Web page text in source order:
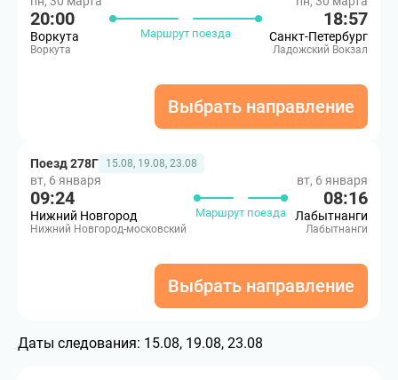
20:00
Воркута
Воркута
Маршрут поезда
18:57
Санкт-Петербург
Ладожский Вокзал
Выбрать направление
Поезд 278Г 15.08, 19.08, 23.08
вт, 6 января
09:24
Нижний Новгород
Нижний Новгород-московский
Маршрут поезда
вт, 6 января
08:16
Лабытнанги
Лабытнанги
Выбрать направление
Даты следования: 15.08, 19.08, 23.08